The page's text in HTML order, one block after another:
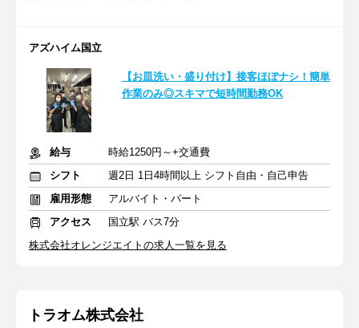
アズハイム国立
【お皿洗い・盛り付け】接客ほぼナシ！簡単
作業のみ◎スキマで短時間勤務OK
給与
時給1250円～+交通費
シフト
週2日 1日4時間以上 シフト自由・自己申告
雇用形態
アルバイト・パート
アクセス
国立駅 バス7分
株式会社オレンジエイトの求人一覧を見る
トラオム株式会社